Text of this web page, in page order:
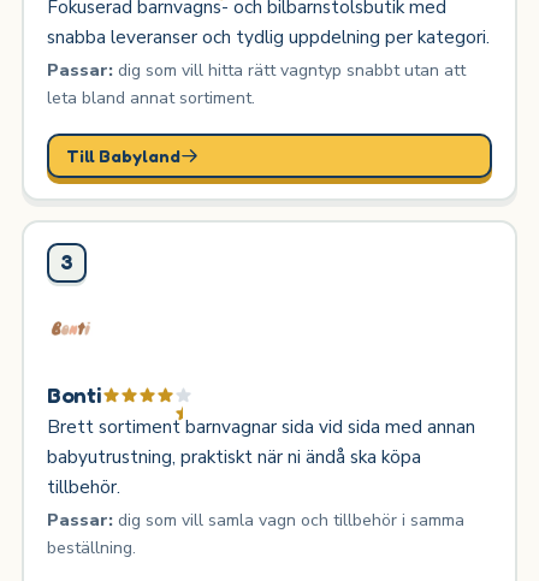
Fokuserad barnvagns- och bilbarnstolsbutik med
snabba leveranser och tydlig uppdelning per kategori.
Passar:dig som vill hitta rätt vagntyp snabbt utan att
leta bland annat sortiment.
Till Babyland
3
Bonti
Brett sortiment barnvagnar sida vid sida med annan
babyutrustning, praktiskt när ni ändå ska köpa
tillbehör.
Passar:dig som vill samla vagn och tillbehör i samma
beställning.